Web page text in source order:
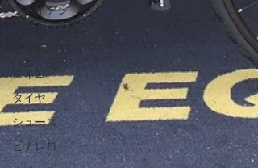
ジャイアン
しびれ隊
タイム
タイヤ
シューズ
ピナレロ